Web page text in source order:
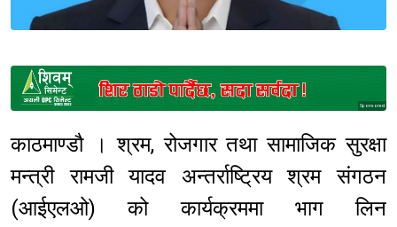
Sponsored
काठमाण्डौ । श्रम, रोजगार तथा सामाजिक सुरक्षा
मन्त्री रामजी यादव अन्तर्राष्ट्रिय श्रम संगठन
(आईएलओ) को कार्यक्रममा भाग लिन